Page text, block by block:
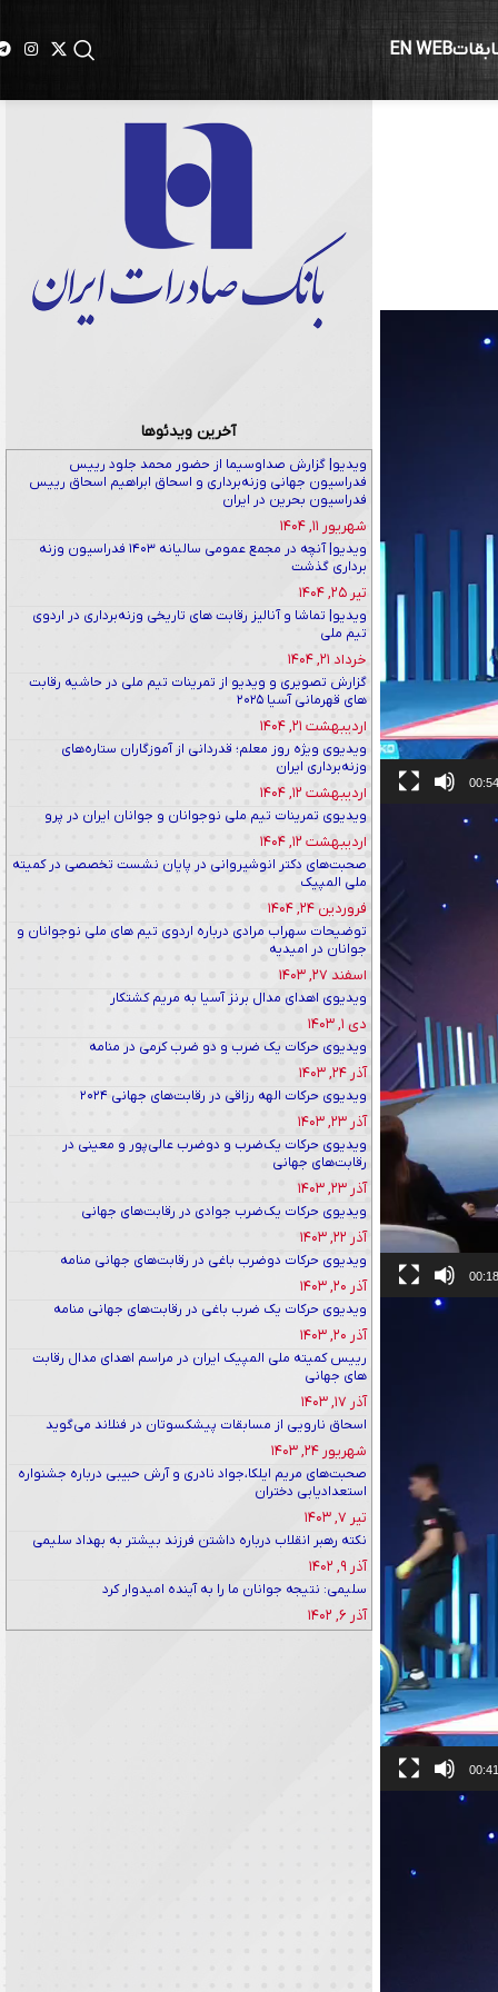
EN WEB
00:54
00:18
00:41
آخرین ویدئوها
ویدیو| گزارش صداوسیما از حضور محمد جلود رییس
فدراسیون جهانی وزنه‌برداری و اسحاق ابراهیم اسحاق رییس
فدراسیون بحرین در ایران
شهریور ۱۱, ۱۴۰۴
ویدیو| آنچه در مجمع عمومی سالیانه ۱۴۰۳ فدراسیون وزنه
برداری گذشت
تیر ۲۵, ۱۴۰۴
ویدیو| تماشا و آنالیز رقابت ‌های تاریخی وزنه‌برداری در اردوی
تیم ملی
خرداد ۲۱, ۱۴۰۴
گزارش تصویری و ویدیو از تمرینات تیم ملی در حاشیه رقابت
های قهرمانی آسیا ۲۰۲۵
اردیبهشت ۲۱, ۱۴۰۴
ویدیوی ویژه روز معلم؛ قدردانی از آموزگاران ستاره‌های
وزنه‌برداری ایران
اردیبهشت ۱۲, ۱۴۰۴
ویدیوی تمرینات تیم ملی نوجوانان و جوانان ایران در پرو
اردیبهشت ۱۲, ۱۴۰۴
صحبت‌های دکتر انوشیروانی در پایان نشست تخصصی در کمیته
ملی المپیک
فروردین ۲۴, ۱۴۰۴
توضیحات سهراب مرادی درباره اردوی تیم های ملی نوجوانان و
جوانان در امیدیه
اسفند ۲۷, ۱۴۰۳
ویدیوی اهدای مدال برنز آسیا به مریم کشتکار
دی ۱, ۱۴۰۳
ویدیوی حرکات یک ضرب و دو ضرب کرمی در منامه
آذر ۲۴, ۱۴۰۳
ویدیوی حرکات الهه رزاقی در رقابت‌های جهانی ۲۰۲۴
آذر ۲۳, ۱۴۰۳
ویدیوی حرکات یک‌ضرب و دوضرب عالی‌پور و معینی در
رقابت‌های جهانی
آذر ۲۳, ۱۴۰۳
ویدیوی حرکات یک‌ضرب جوادی در رقابت‌های جهانی
آذر ۲۲, ۱۴۰۳
ویدیوی حرکات دوضرب باغی در رقابت‌های جهانی منامه
آذر ۲۰, ۱۴۰۳
ویدیوی حرکات یک ضرب باغی در رقابت‌های جهانی منامه
آذر ۲۰, ۱۴۰۳
رییس کمیته ملی المپیک ایران در مراسم اهدای مدال رقابت
های جهانی
آذر ۱۷, ۱۴۰۳
اسحاق نارویی از مسابقات پیشکسوتان در فنلاند می‌گوید
شهریور ۲۴, ۱۴۰۳
صحبت‌های مریم ایلکا،جواد نادری و آرش حبیبی درباره جشنواره
استعدادیابی دختران
تیر ۷, ۱۴۰۳
نکته‌ رهبر انقلاب درباره داشتن فرزند بیشتر به بهداد سلیمی
آذر ۹, ۱۴۰۲
سلیمی: نتیجه جوانان ما را به آینده امیدوار کرد
آذر ۶, ۱۴۰۲